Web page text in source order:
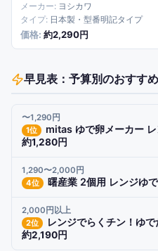
ヨシカワ
日本製・型番明記タイプ
約2,290円
早見表：予算別のおすすめ
〜1,290円
1位 mitas ゆで卵メーカー レン
約1,280円
1,290〜2,000円
4位 曙産業 2個用 レンジゆ
2,000円以上
2位 レンジでらくチン！ゆ
約2,190円